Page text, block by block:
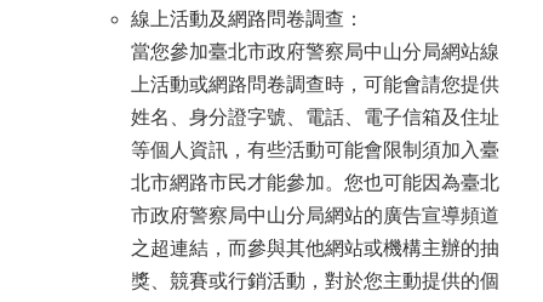
線上活動及網路問卷調查：
當您參加臺北市政府警察局中山分局網站線
上活動或網路問卷調查時，可能會請您提供
姓名、身分證字號、電話、電子信箱及住址
等個人資訊，有些活動可能會限制須加入臺
北市網路市民才能參加。您也可能因為臺北
市政府警察局中山分局網站的廣告宣導頻道
之超連結，而參與其他網站或機構主辦的抽
獎、競賽或行銷活動，對於您主動提供的個